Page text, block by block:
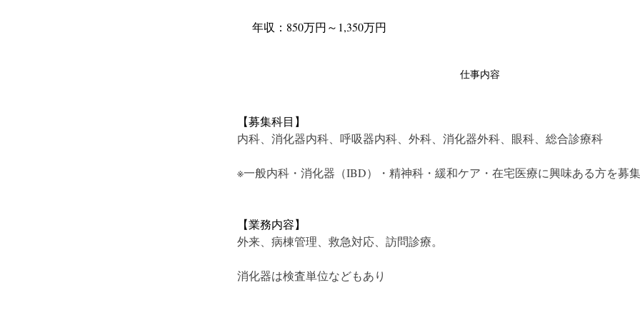
年収：850万円～1,350万円
仕事内容
【募集科目】
内科、消化器内科、呼吸器内科、外科、消化器外科、眼科、総合診療科
※一般内科・消化器（IBD）・精神科・緩和ケア・在宅医療に興味ある方を募
【業務内容】
外来、病棟管理、救急対応、訪問診療。
消化器は検査単位などもあり